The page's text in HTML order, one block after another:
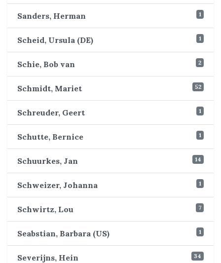
Sanders, Herman 1
Scheid, Ursula (DE) 1
Schie, Bob van 2
Schmidt, Mariet 52
Schreuder, Geert 1
Schutte, Bernice 1
Schuurkes, Jan 14
Schweizer, Johanna 1
Schwirtz, Lou 7
Seabstian, Barbara (US) 1
Severijns, Hein 34